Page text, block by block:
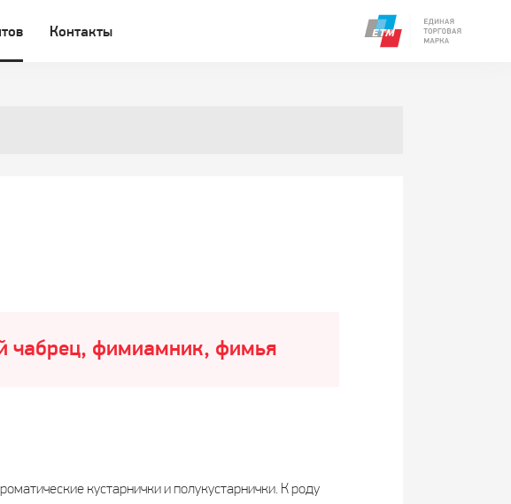
Контакты
чабрец, фимиамник, фимья
кустарнички и полукустарнички. К роду